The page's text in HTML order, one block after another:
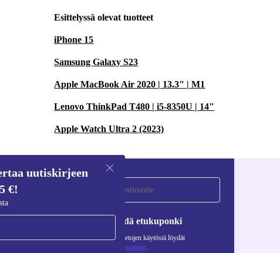
Esittelyssä olevat tuotteet
iPhone 15
Samsung Galaxy S23
Apple MacBook Air 2020 | 13.3" | M1
Lenovo ThinkPad T480 | i5-8350U | 14"
Apple Watch Ultra 2 (2023)
uutiskirjeen
€!
Pyydä etukuponki
Lisätietoja henkilötietojen käytöstä löydät
tietosuojaselosteestamme.